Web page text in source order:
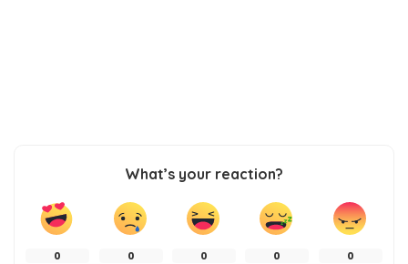
What’s your reaction?
0 0 0 0 0